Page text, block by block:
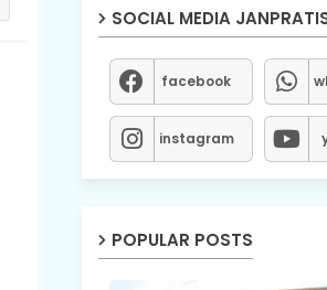
SOCIAL MEDIA
facebook
instagram
POPULAR POSTS